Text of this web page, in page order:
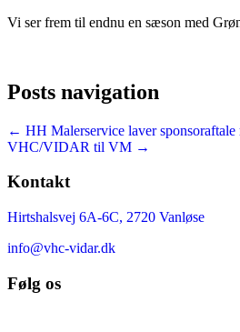
Vi ser frem til endnu en sæson med
Posts navigation
← HH Malerservice laver sponsoraftale
VHC/VIDAR til VM →
Kontakt
Hirtshalsvej 6A-6C, 2720 Vanløse
info@vhc-vidar.dk
Følg os